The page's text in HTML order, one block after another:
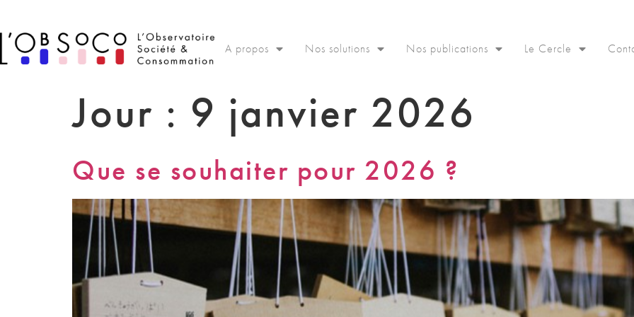
A propos Nos solutions Nos publications Le Cercle
Jour : 9 janvier 2026
Que se souhaiter pour 2026 ?